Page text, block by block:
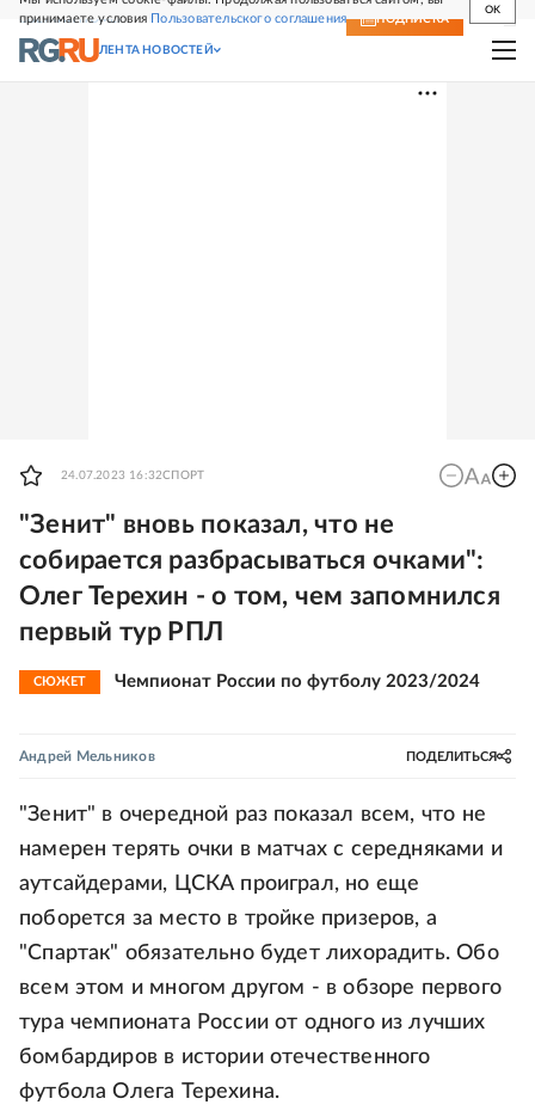
принимаете условия Пользовательского соглашения
OK
СВЕЖИЙ НОМЕР ПОДПИСКА
ЛЕНТА НОВОСТЕЙ
24.07.2023 16:32СПОРТ
"Зенит" вновь показал, что не
собирается разбрасываться очками":
Олег Терехин - о том, чем запомнился
первый тур РПЛ
СЮЖЕТ Чемпионат России по футболу 2023/2024
Андрей Мельников ПОДЕЛИТЬСЯ
"Зенит" в очередной раз показал всем, что не
намерен терять очки в матчах с середняками и
аутсайдерами, ЦСКА проиграл, но еще
поборется за место в тройке призеров, а
"Спартак" обязательно будет лихорадить. Обо
всем этом и многом другом - в обзоре первого
тура чемпионата России от одного из лучших
бомбардиров в истории отечественного
футбола Олега Терехина.